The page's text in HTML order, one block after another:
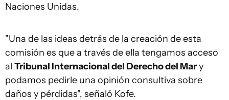
Naciones Unidas.
"Una de las ideas detrás de la creación de esta
comisión es que a través de ella tengamos acceso
al Tribunal Internacional del Derecho del Mary
podamos pedirle una opinión consultiva sobre
daños y pérdidas", señaló Kofe.